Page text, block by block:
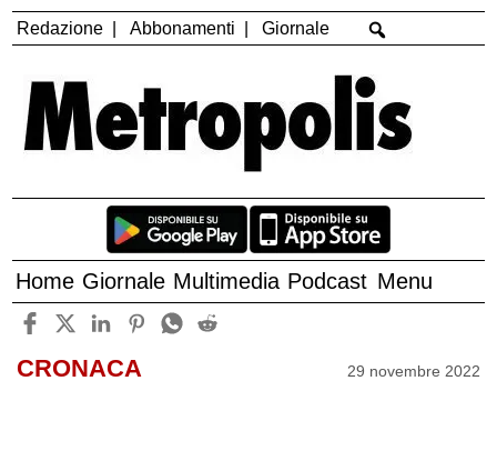
Redazione Abbonamenti Giornale
Home Giornale Multimedia Podcast Menu
CRONACA 29 novembre 2022